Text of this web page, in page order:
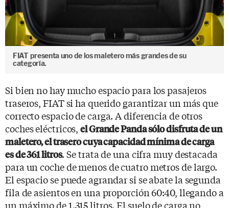
FIAT presenta uno de los maletero más grandes de su
categoría.
Si bien no hay mucho espacio para los pasajeros
traseros, FIAT si ha querido garantizar un más que
correcto espacio de carga. A diferencia de otros
coches eléctricos,el Grande Panda sólo disfruta de un
maletero, el trasero cuya capacidad mínima de carga
es de 361 litros. Se trata de una cifra muy destacada
para un coche de menos de cuatro metros de largo.
El espacio se puede agrandar si se abate la segunda
fila de asientos en una proporción 60:40, llegando a
un máximo de 1.315 litros. El suelo de carga no